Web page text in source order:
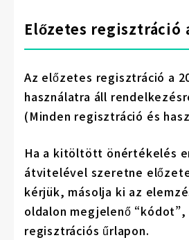
Előzetes regisztráció
Az előzetes regisztráció a
használatra áll
(Minden regisztráció és
Ha a kitöltött önértékelés
átvitelével szeretne
kérjük, másolja ki az
oldalon megjelenő “kódot”,
regisztrációs űrlapon.